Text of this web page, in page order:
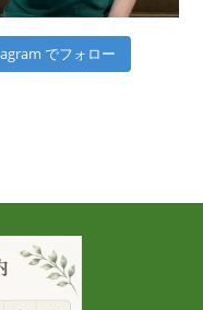
でフォロー